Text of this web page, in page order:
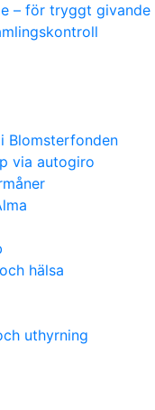
– för tryggt givande
Blomsterfonden
via autogiro
hälsa
uthyrning